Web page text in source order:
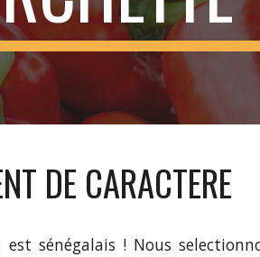
DE CARACTERE
sénégalais ! Nous